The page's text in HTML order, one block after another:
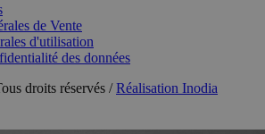
de Vente
d'utilisation
des données
droits réservés /Réalisation Inodia